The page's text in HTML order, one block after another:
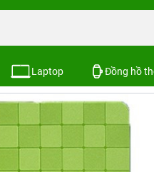
Laptop Đồng hồ